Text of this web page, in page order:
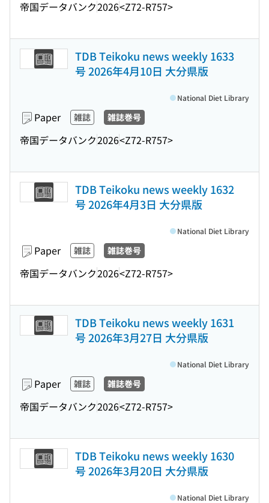
帝国データバンク2026<Z72-R757>
TDB Teikoku news weekly 1633
号 2026年4月10日 大分県版
Paper 雑誌 雑誌巻号
帝国データバンク2026<Z72-R757>
National Diet Library
TDB Teikoku news weekly 1632
号 2026年4月3日 大分県版
Paper 雑誌 雑誌巻号
帝国データバンク2026<Z72-R757>
National Diet Library
TDB Teikoku news weekly 1631
号 2026年3月27日 大分県版
Paper 雑誌 雑誌巻号
帝国データバンク2026<Z72-R757>
National Diet Library
TDB Teikoku news weekly 1630
号 2026年3月20日 大分県版
National Diet Library